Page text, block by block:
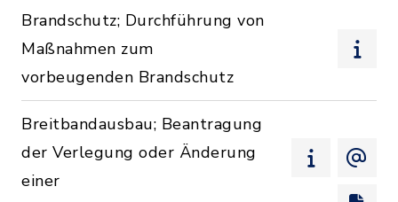
Brandschutz; Durchführung von
Maßnahmen zum
vorbeugenden Brandschutz
Breitbandausbau; Beantragung
der Verlegung oder Änderung
einer